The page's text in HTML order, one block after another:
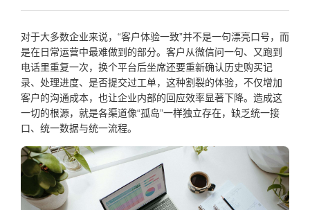
对于大多数企业来说，“客户体验一致”并不是一句漂亮口号，而
是在日常运营中最难做到的部分。客户从微信问一句、又跑到
电话里重复一次，换个平台后坐席还要重新确认历史购买记
录、处理进度、是否提交过工单，这种割裂的体验，不仅增加
客户的沟通成本，也让企业内部的回应效率显著下降。造成这
一切的根源，就是各渠道像“孤岛”一样独立存在，缺乏统一接
口、统一数据与统一流程。